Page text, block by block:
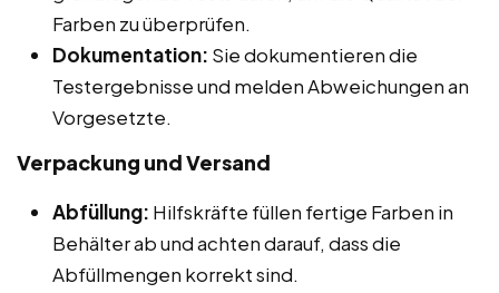
Farben zu überprüfen.
Dokumentation: Sie dokumentieren die
Testergebnisse und melden Abweichungen an
Vorgesetzte.
Verpackung und Versand
Abfüllung: Hilfskräfte füllen fertige Farben in
Behälter ab und achten darauf, dass die
Abfüllmengen korrekt sind.